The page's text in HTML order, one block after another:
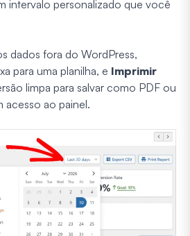
intervalo personalizado que você
dados fora do WordPress,
para uma planilha, e Imprimir
limpa para salvar como PDF ou
acesso ao painel.